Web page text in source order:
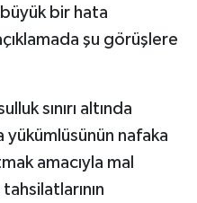
büyük bir hata
şu görüşlere
sınırı altında
yükümlüsünün nafaka
amacıyla mal